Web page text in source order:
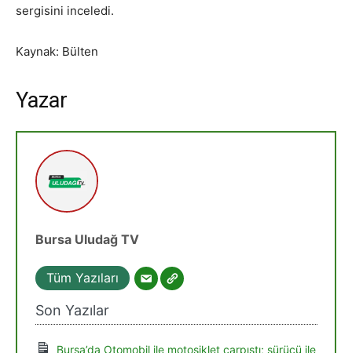
sergisini inceledi.
Kaynak: Bülten
Yazar
Bursa Uludağ TV
Tüm Yazıları
Son Yazılar
Bursa’da Otomobil ile motosiklet çarpıştı; sürücü ile